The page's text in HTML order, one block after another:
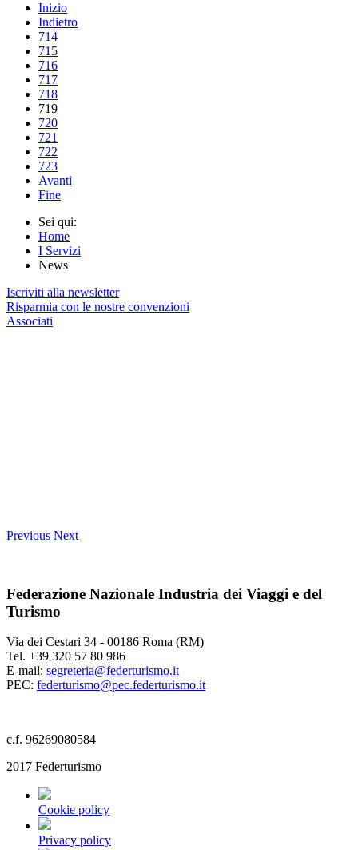
Inizio
Indietro
714
715
716
717
718
719
720
721
722
723
Avanti
Fine
Sei qui:
Home
I Servizi
News
Iscriviti alla newsletter
Risparmia con le nostre convenzioni
Associati
Previous Next
Federazione Nazionale Industria dei Viaggi e del
Turismo
Via dei Cestari 34 - 00186 Roma (RM)
Tel. +39 320 57 80 986
E-mail: segreteria@federturismo.it
PEC: federturismo@pec.federturismo.it
c.f. 96269080584
2017 Federturismo
Cookie policy
Privacy policy